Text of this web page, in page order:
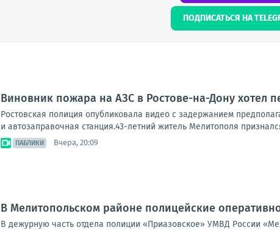
ПОДПИСАТЬСЯ НА
Виновник пожара на АЗС в Ростове-на-Дону хотел
Ростовская полиция опубликовала видео с задержанием
и автозаправочная станция.43-летний житель Мелитополя
ПАБЛИКИ Вчера, 20:09
В Мелитопольском районе полицейские
В дежурную часть отдела полиции «Приазовское» УМВД России